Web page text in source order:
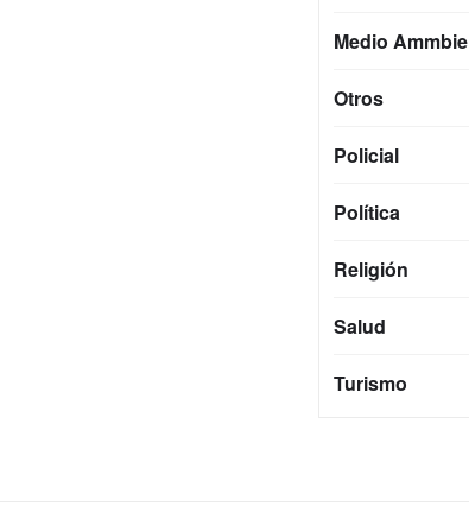
Medio
Otros
Policial
Política
Religión
Salud
Turismo